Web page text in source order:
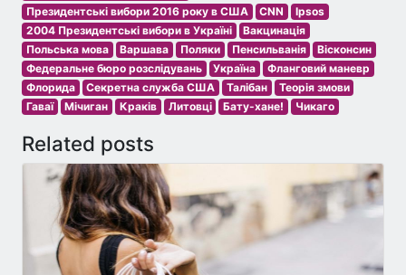
Президентські вибори 2016 року в США
CNN
Ipsos
2004 Президентські вибори в Україні
Вакцинація
Польська мова
Варшава Поляки Пенсильванія
Вісконсин
Федеральне бюро розслідувань
Україна
Фланговий маневр
Флорида
Секретна служба США Талібан
Теорія змови
Гаваї
Мічиган Краків Литовці Бату-хане! Чикаго
Related posts